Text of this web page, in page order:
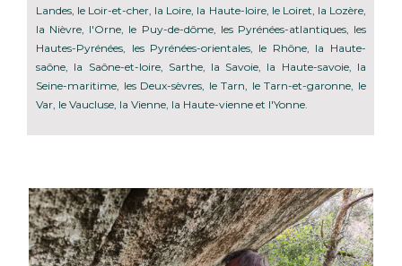
Landes, le Loir-et-cher, la Loire, la Haute-loire, le Loiret, la Lozère,
la Nièvre, l'Orne, le Puy-de-dôme, les Pyrénées-atlantiques, les
Hautes-Pyrénées, les Pyrénées-orientales, le Rhône, la Haute-
saône, la Saône-et-loire, Sarthe, la Savoie, la Haute-savoie, la
Seine-maritime, les Deux-sèvres, le Tarn, le Tarn-et-garonne, le
Var, le Vaucluse, la Vienne, la Haute-vienne et l'Yonne.